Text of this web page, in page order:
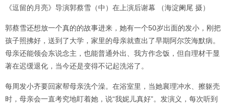
《逗留的月亮》导演郭蔡雪（中）在上演后谢幕 （海淀阑尾 摄）
郭蔡雪还想放一个真的的故事进来，她有一个50岁出面的发小，刚把
孩子照拂好，送到了大学，家里的母亲就查出了早期阿尔茨海默病。
母亲还能领会东说念主，也能普通外出、我方作念饭，但自理材干显
著在迟缓退化，当今还是变得不记起洗浴了。
每周发小齐要回家帮母亲洗个澡。在浴室里，当她襄理冲水、擦躯壳
时，母亲会一直考究地盯着她，说“我妮儿真好”。发演义，每次听到